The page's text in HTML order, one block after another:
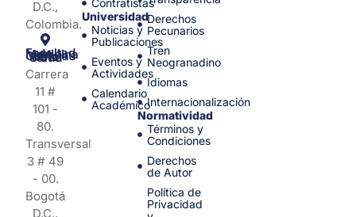
D.C.,
Colombia.
Facultad de Medicina y Ciencias de la Salud
Carrera
11 #
101 -
80.
Transversal
3 # 49
- 00.
Bogotá
D.C.,
Contratistas
Universidad
Noticias y
Publicaciones
Eventos y
Actividades
Calendario
Académico
Derechos
Pecunarios
Tren
Neogranadino
Idiomas
Internacionalización
Normatividad
Términos y
Condiciones
Derechos
de Autor
Política de
Privacidad